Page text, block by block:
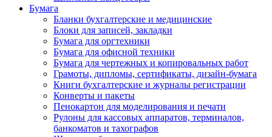
Бумага
Бланки бухгалтерские и медицинские
Блоки для записей, закладки
Бумага для оргтехники
Бумага для офисной техники
Бумага для чертежных и копировальных работ
Грамоты, дипломы, сертификаты, дизайн-бумага
Книги бухгалтерские и журналы регистрации
Конверты и пакеты
Пенокартон для моделирования и печати
Рулоны для кассовых аппаратов, терминалов,
банкоматов и тахографов